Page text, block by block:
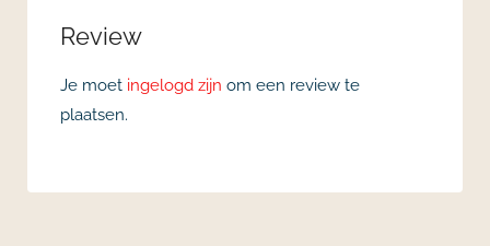
Review
Je moet ingelogd zijn om een review te
plaatsen.